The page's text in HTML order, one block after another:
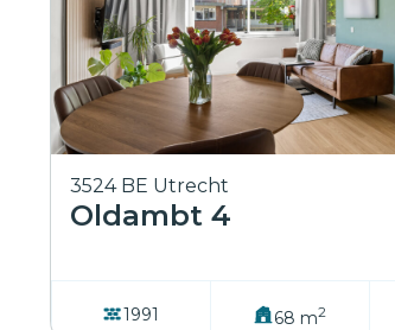
3524 BE Utrecht
Oldambt 4
1991 68 m2